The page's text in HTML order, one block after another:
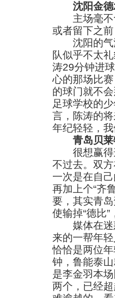
沈阳金
主场毫不含
或者留下之
沈阳的气温
队似乎不太
涛29分钟进
心的那场比
的球门就不
足球学校的
言，陈涛的
年纪轻轻，
青岛贝
很想赢得这
不过去。双
一次是在自
再加上个“齐
要，其实青
使输掉“德比
媒体在迷惑
来的一帮年
恰恰是两位
钟，鲁能泰
是李金羽本
两个，已经